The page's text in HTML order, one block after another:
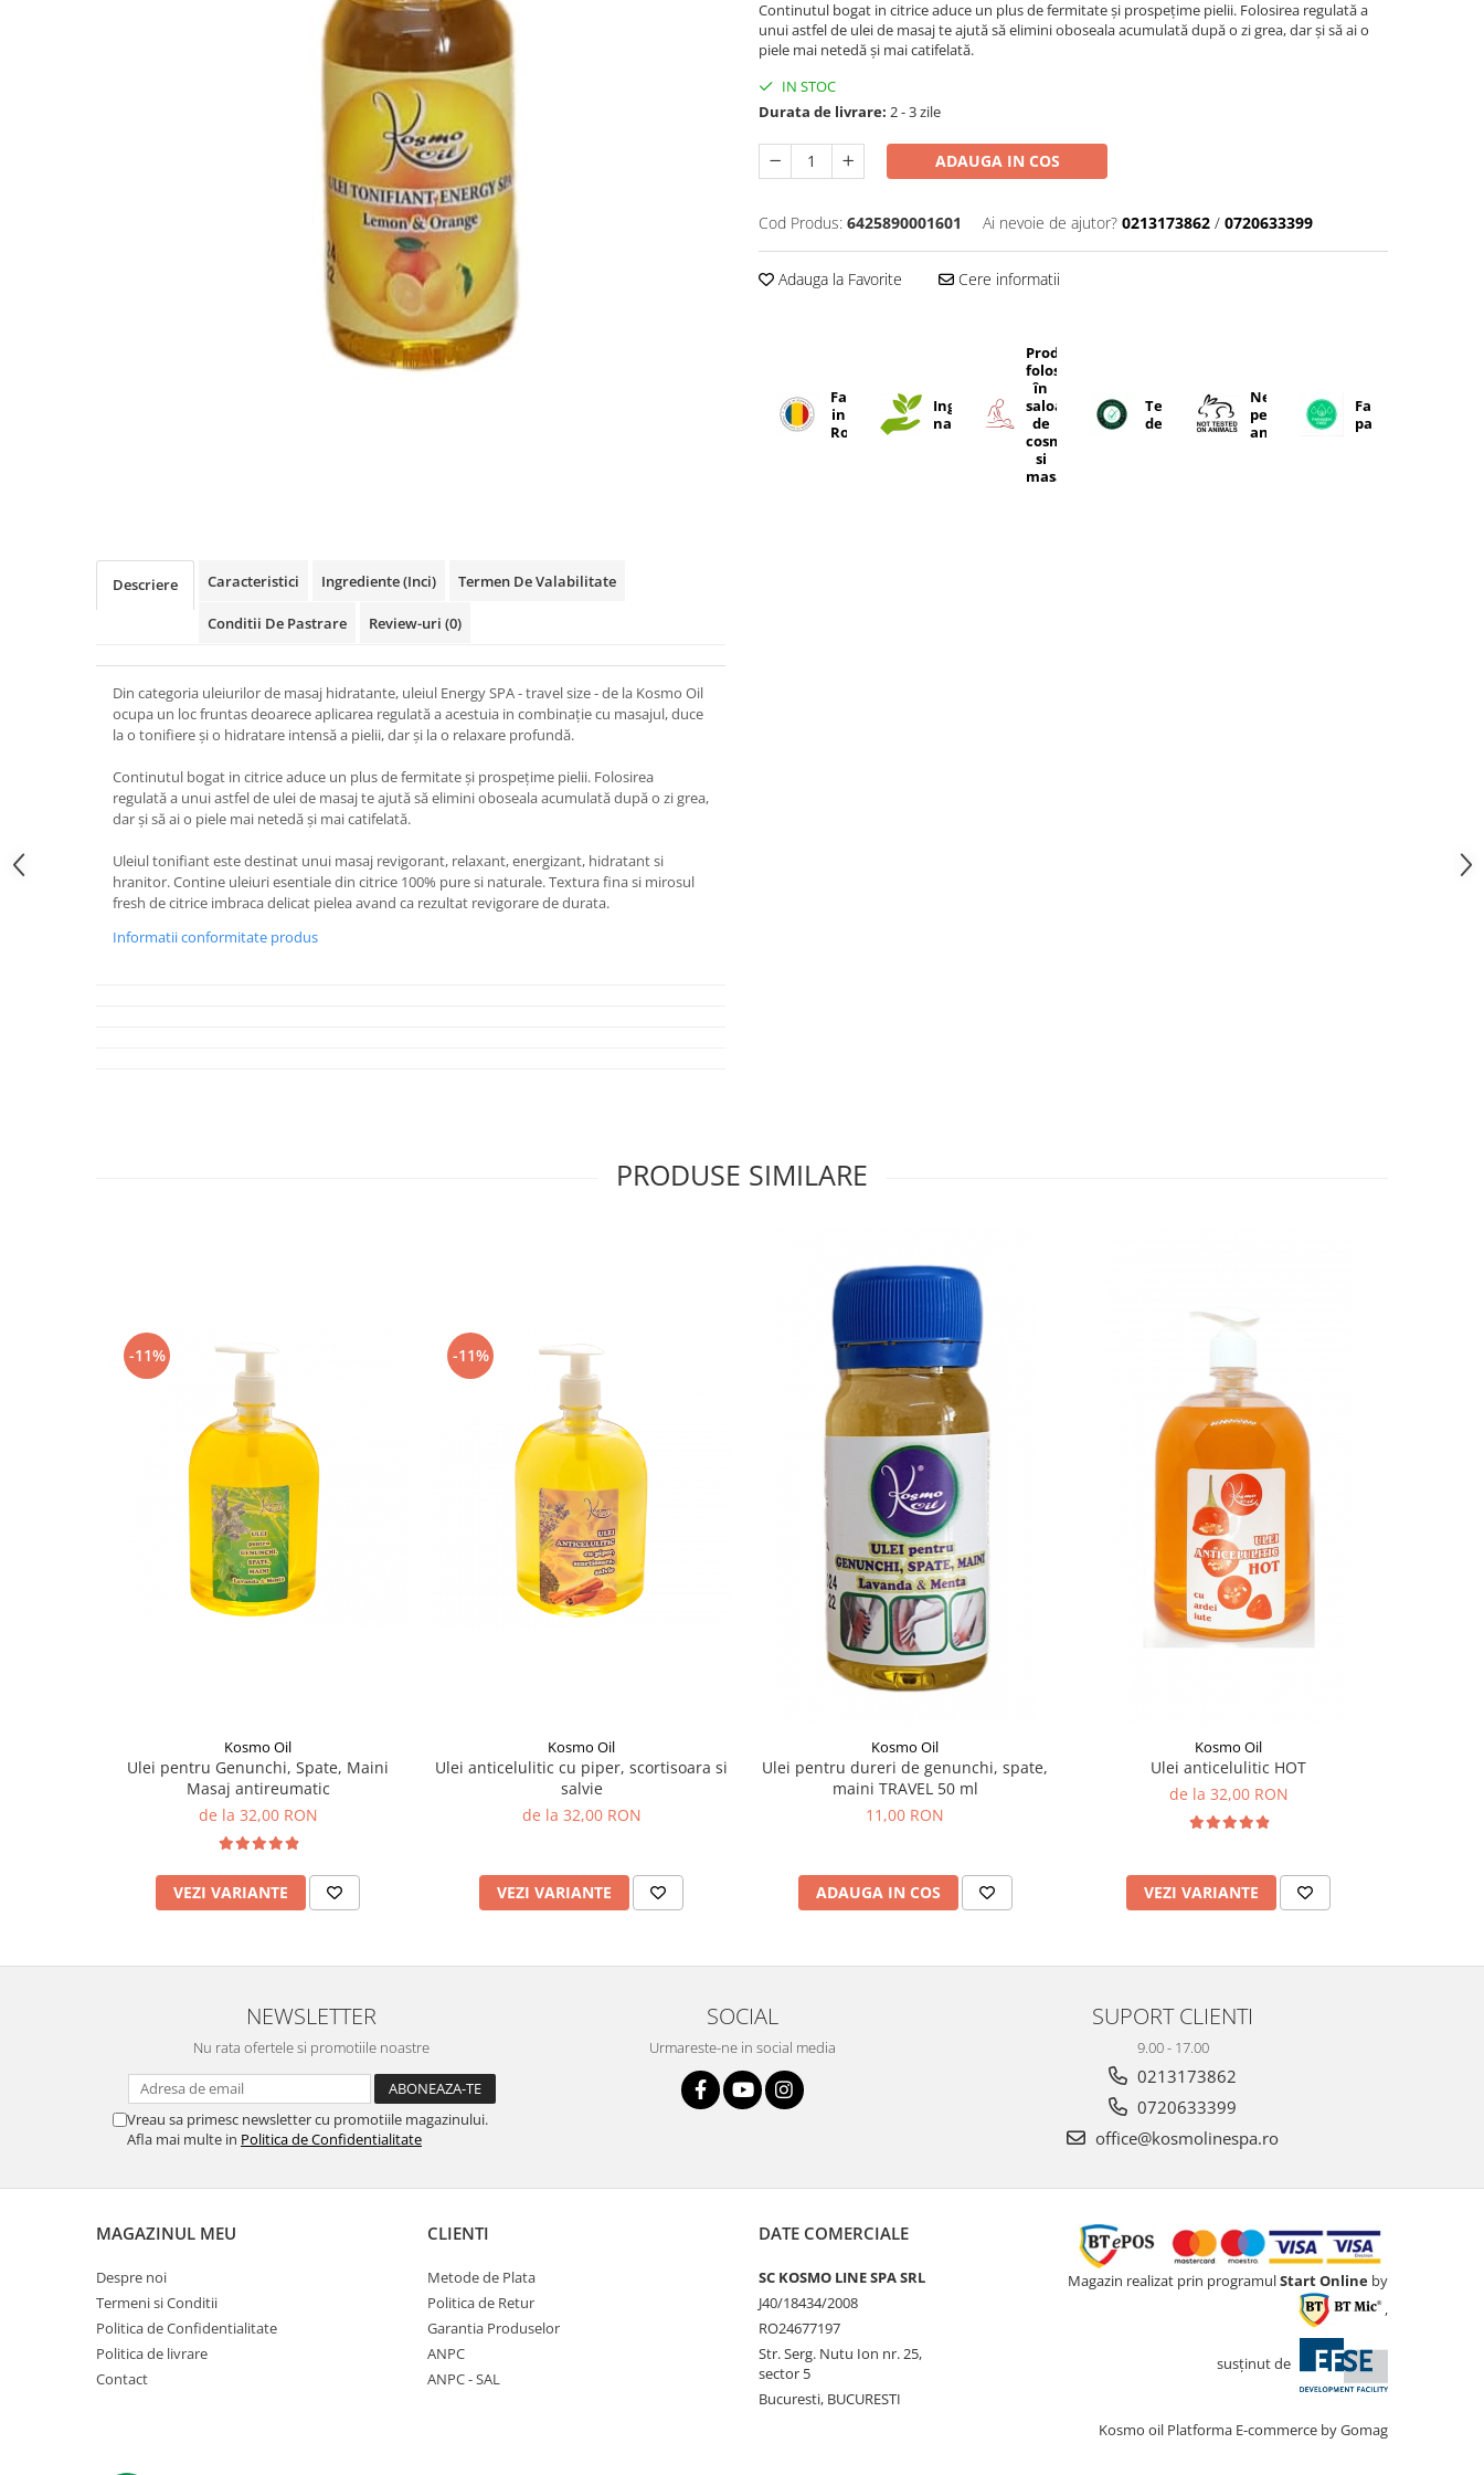
Continutul bogat in citrice aduce un plus de fermitate și prospețime pielii. Folosirea regulată a
unui astfel de ulei de masaj te ajută să elimini oboseala acumulată după o zi grea, dar și să ai o
piele mai netedă și mai catifelată.
IN STOC
Durata de livrare: 2 - 3 zile
ADAUGA IN COS
Cod Produs: 6425890001601 Ai nevoie de ajutor? 0213173862 / 0720633399
Adauga la Favorite Cere informatii
Fabricat
in
Romania
Ingrediente
naturale
Produse
folosite
în
saloanele
de
cosmetică
si
masaj
Testat
dermatologic
Netestate
pe
animale
Fara
parabeni
Descriere Caracteristici Ingrediente (Inci) Termen De Valabilitate
Conditii De Pastrare Review-uri (0)
Din categoria uleiurilor de masaj hidratante, uleiul Energy SPA - travel size - de la Kosmo Oil
ocupa un loc fruntas deoarece aplicarea regulată a acestuia in combinație cu masajul, duce
la o tonifiere și o hidratare intensă a pielii, dar și la o relaxare profundă.
Continutul bogat in citrice aduce un plus de fermitate și prospețime pielii. Folosirea
regulată a unui astfel de ulei de masaj te ajută să elimini oboseala acumulată după o zi grea,
dar și să ai o piele mai netedă și mai catifelată.
Uleiul tonifiant este destinat unui masaj revigorant, relaxant, energizant, hidratant si
hranitor. Contine uleiuri esentiale din citrice 100% pure si naturale. Textura fina si mirosul
fresh de citrice imbraca delicat pielea avand ca rezultat revigorare de durata.
Informatii conformitate produs
PRODUSE SIMILARE
-11%
Kosmo Oil
Ulei pentru Genunchi, Spate, Maini
Masaj antireumatic
de la 32,00 RON
VEZI VARIANTE
-11%
Kosmo Oil
Ulei anticelulitic cu piper, scortisoara si
salvie
de la 32,00 RON
VEZI VARIANTE
Kosmo Oil
Ulei pentru dureri de genunchi, spate,
maini TRAVEL 50 ml
11,00 RON
ADAUGA IN COS
Kosmo Oil
Ulei anticelulitic HOT
de la 32,00 RON
VEZI VARIANTE
NEWSLETTER
Nu rata ofertele si promotiile noastre
Vreau sa primesc newsletter cu promotiile magazinului.
Afla mai multe in Politica de Confidentialitate
SOCIAL
Urmareste-ne in social media
SUPORT CLIENTI
9.00 - 17.00
0213173862
0720633399
office@kosmolinespa.ro
MAGAZINUL MEU
Despre noi
Termeni si Conditii
Politica de Confidentialitate
Politica de livrare
Contact
CLIENTI
Metode de Plata
Politica de Retur
Garantia Produselor
ANPC
ANPC - SAL
DATE COMERCIALE
SC KOSMO LINE SPA SRL
J40/18434/2008
RO24677197
Str. Serg. Nutu Ion nr. 25,
sector 5
Bucuresti, BUCURESTI
Magazin realizat prin programulStart Online by
,
susținut de
Kosmo oil Platforma E-commerce by Gomag